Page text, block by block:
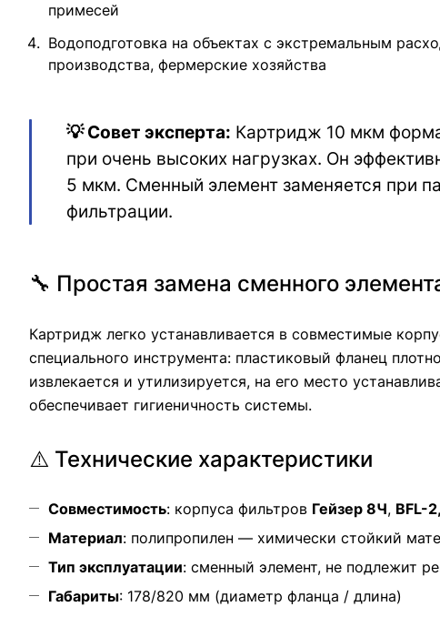
примесей
Водоподготовка на объектах с экстремальным
производства, фермерские хозяйства
💡 Совет эксперта: Картридж 10 мкм
при очень высоких нагрузках. Он
5 мкм. Сменный элемент заменяется при
фильтрации.
🔧 Простая замена сменного
Картридж легко устанавливается в совместимые
специального инструмента: пластиковый фланец
извлекается и утилизируется, на его место
обеспечивает гигиеничность системы.
⚠️ Технические характеристики
Совместимость: корпуса фильтров Гейзер 8Ч, BFL-
Материал: полипропилен — химически стойкий
Тип эксплуатации: сменный элемент, не подлежит
Габариты: 178/820 мм (диаметр фланца / длина)